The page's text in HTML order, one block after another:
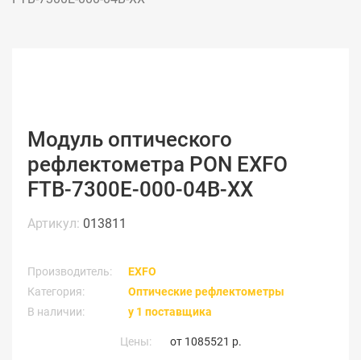
Модуль оптического
рефлектометра PON EXFO
FTB-7300E-000-04B-XX
Артикул: 013811
Производитель:
EXFO
Категория:
Оптические рефлектометры
В наличии:
у 1 поставщика
Цены: от 1085521 р.